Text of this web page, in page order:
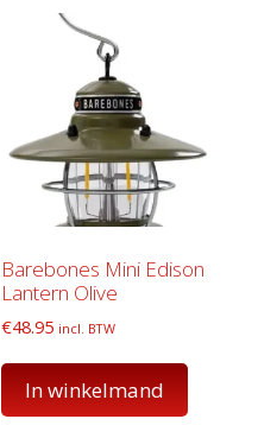
Barebones Mini Edison
Lantern Olive
€48.95 incl. BTW
In winkelmand